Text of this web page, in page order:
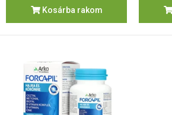
Kosárba rakom